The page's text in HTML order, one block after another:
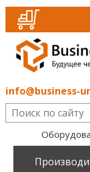
info@business-